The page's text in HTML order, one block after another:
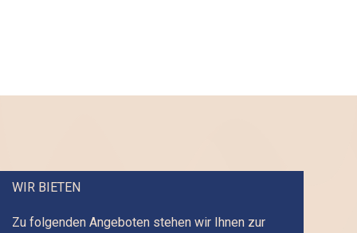
WIR BIETEN
Zu folgenden Angeboten stehen wir Ihnen zur